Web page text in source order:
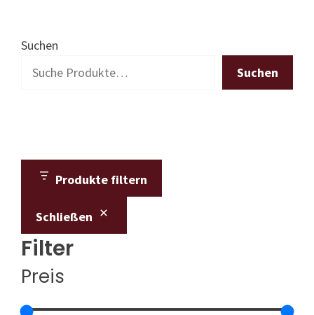
Suchen
Suchen
Produkte filtern
Schließen
Filter
Preis